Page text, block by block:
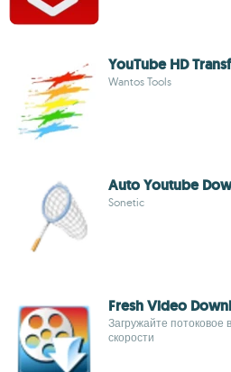
YouTube HD
Wantos Tools
Auto Youtube
Sonetic
Fresh Video
Загружайте потоковое
скорости